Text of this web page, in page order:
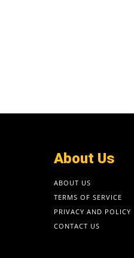
About Us
ABOUT US
TERMS OF SERVICE
PRIVACY AND POLICY
CONTACT US